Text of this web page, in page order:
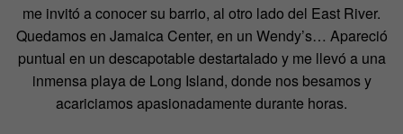
me invitó a conocer su barrio, al otro lado del East River.
Quedamos en Jamaica Center, en un Wendy’s… Apareció
puntual en un descapotable destartalado y me llevó a una
inmensa playa de Long Island, donde nos besamos y
acariciamos apasionadamente durante horas.